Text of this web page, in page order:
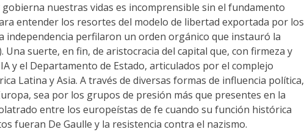
nuestras vidas es incomprensible sin el fundamento
entender los resortes del modelo de libertad exportada por los
independencia perfilaron un orden orgánico que instauró la
Una suerte, en fin, de aristocracia del capital que, con firmeza y
y el Departamento de Estado, articulados por el complejo
Latina y Asia. A través de diversas formas de influencia política,
sea por los grupos de presión más que presentes en la
entre los europeístas de fe cuando su función histórica
fueran De Gaulle y la resistencia contra el nazismo.